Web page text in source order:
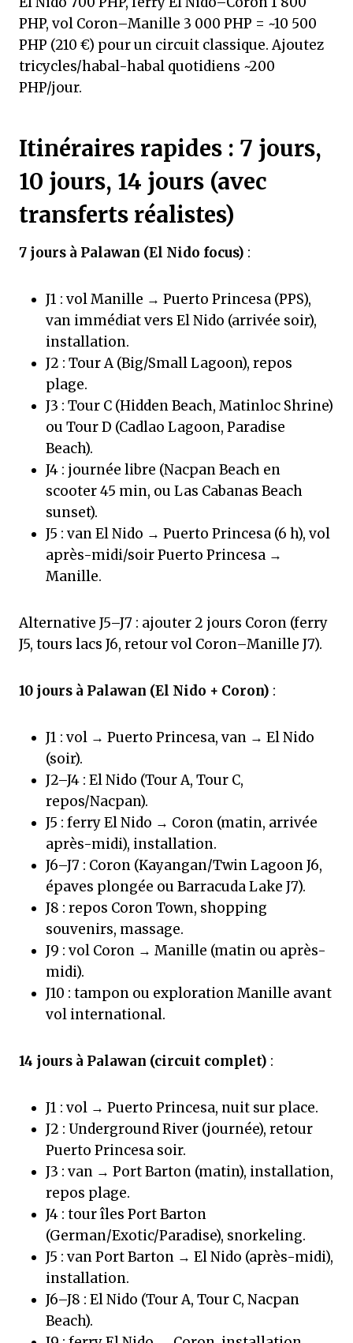
PHP, vol Coron–Manille 3 000 PHP = ~10 500
PHP (210 €) pour un circuit classique. Ajoutez
tricycles/habal-habal quotidiens ~200
PHP/jour.
Itinéraires rapides : 7 jours,
10 jours, 14 jours (avec
transferts réalistes)
7 jours à Palawan (El Nido focus) :
J1 : vol Manille → Puerto Princesa (PPS),
van immédiat vers El Nido (arrivée soir),
installation.
J2 : Tour A (Big/Small Lagoon), repos
plage.
J3 : Tour C (Hidden Beach, Matinloc Shrine)
ou Tour D (Cadlao Lagoon, Paradise
Beach).
J4 : journée libre (Nacpan Beach en
scooter 45 min, ou Las Cabanas Beach
sunset).
J5 : van El Nido → Puerto Princesa (6 h), vol
après-midi/soir Puerto Princesa →
Manille.
Alternative J5–J7 : ajouter 2 jours Coron (ferry
J5, tours lacs J6, retour vol Coron–Manille J7).
10 jours à Palawan (El Nido + Coron) :
J1 : vol → Puerto Princesa, van → El Nido
(soir).
J2–J4 : El Nido (Tour A, Tour C,
repos/Nacpan).
J5 : ferry El Nido → Coron (matin, arrivée
après-midi), installation.
J6–J7 : Coron (Kayangan/Twin Lagoon J6,
épaves plongée ou Barracuda Lake J7).
J8 : repos Coron Town, shopping
souvenirs, massage.
J9 : vol Coron → Manille (matin ou après-
midi).
J10 : tampon ou exploration Manille avant
vol international.
14 jours à Palawan (circuit complet) :
J1 : vol → Puerto Princesa, nuit sur place.
J2 : Underground River (journée), retour
Puerto Princesa soir.
J3 : van → Port Barton (matin), installation,
repos plage.
J4 : tour îles Port Barton
(German/Exotic/Paradise), snorkeling.
J5 : van Port Barton → El Nido (après-midi),
installation.
J6–J8 : El Nido (Tour A, Tour C, Nacpan
Beach).